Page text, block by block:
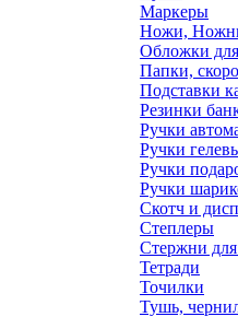
Маркеры
Ножи,
Обложки
Папки,
Подставки
Резинки
Ручки
Ручки
Ручки
Ручки
Скотч и
Степлеры
Стержни
Тетради
Точилки
Тушь,